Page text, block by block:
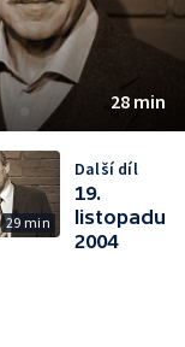
28 min
29 min
Další díl
19.
listopadu
2004